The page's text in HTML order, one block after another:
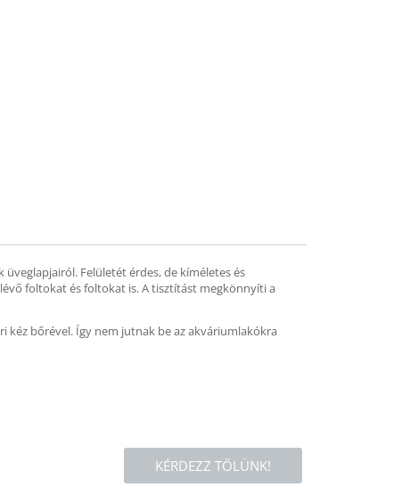
üveglapjairól. Felületét érdes, de kíméletes és
foltokat és foltokat is. A tisztítást megkönnyíti a
kéz bőrével. Így nem jutnak be az akváriumlakókra
KÉRDEZZ TŐLÜNK!